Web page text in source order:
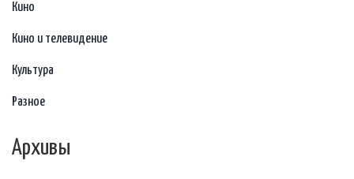
Кино
Кино и телевидение
Культура
Разное
Архивы